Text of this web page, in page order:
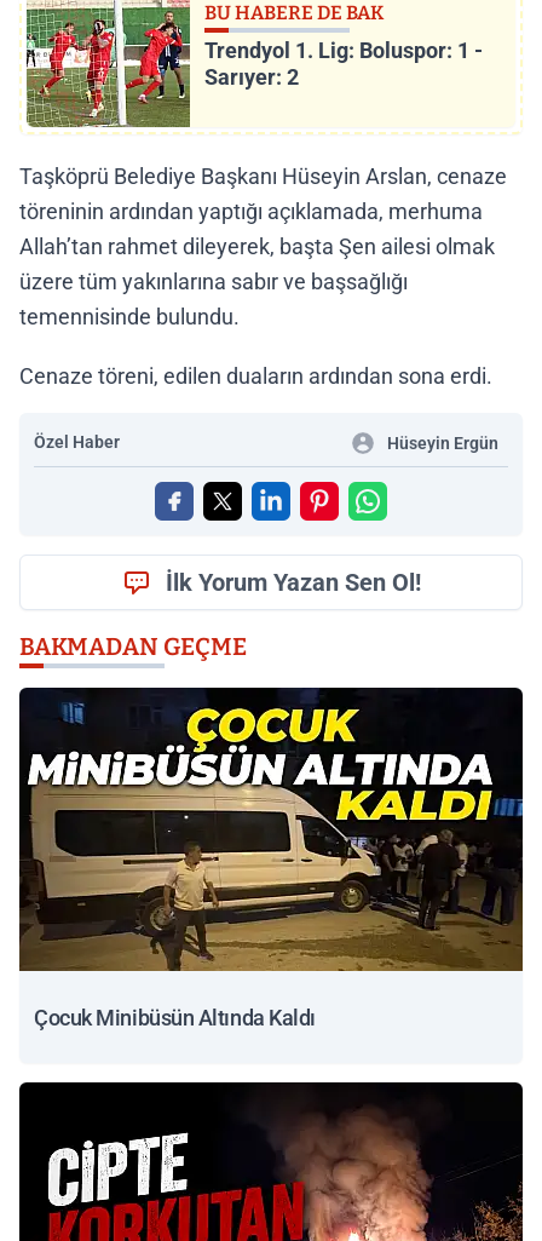
BU HABERE DE BAK
Trendyol 1. Lig: Boluspor: 1 -
Sarıyer: 2
Taşköprü Belediye Başkanı Hüseyin Arslan, cenaze
töreninin ardından yaptığı açıklamada, merhuma
Allah’tan rahmet dileyerek, başta Şen ailesi olmak
üzere tüm yakınlarına sabır ve başsağlığı
temennisinde bulundu.
Cenaze töreni, edilen duaların ardından sona erdi.
Özel Haber Hüseyin Ergün
İlk Yorum Yazan Sen Ol!
BAKMADAN GEÇME
Çocuk Minibüsün Altında Kaldı